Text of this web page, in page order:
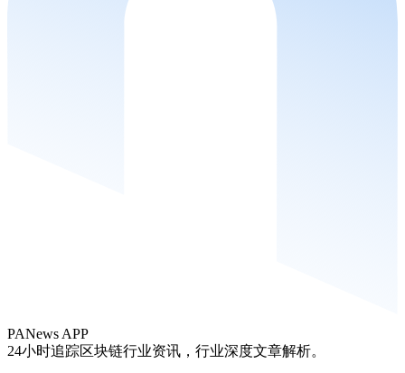
PANews APP
24小时追踪区块链行业资讯，行业深度文章解析。